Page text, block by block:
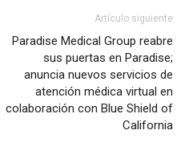
Artículo siguiente
Paradise Medical Group reabre
sus puertas en Paradise;
anuncia nuevos servicios de
atención médica virtual en
colaboración con Blue Shield of
California